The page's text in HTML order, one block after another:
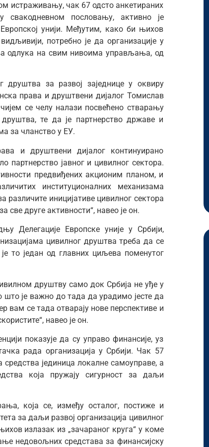
истраживању, чак 67 одсто анкетираних
свакодневном пословању, активно је
унији. Међутим, како би њихов
потребно је да организације у
одлука на свим нивоима управљања, од
за развој заједнице у оквиру
права и друштвени дијалог Томислав
се челу налази посвећено стварању
те да је партнерство државе и
за чланство у ЕУ.
и друштвени дијалог континуирано
партнерство јавног и цивилног сектора.
предвиђених акционим планом, и
институционалних механизама
иницијативе цивилног сектора
све друге активности“, навео је он.
Делегације Европске уније у Србији,
цивилног друштва треба да се
то један од главних циљева поменутог
друштву само док Србија не уђе у
што је важно до тада да урадимо јесте да
вам се тада отварају нове перспективе и
навео је он.
показује да су управо финансије, уз
рада организација у Србији. Чак 57
јединица локалне самоуправе, а
која пружају сигурност за даљи
која се, између осталог, постиже и
за даљи развој организација цивилног
излазак из „зачараног круга“ у коме
недовољних средстава за финансијску